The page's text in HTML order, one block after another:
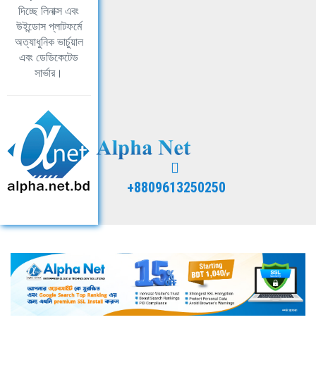
দিচ্ছে লিনাক্স এবং
উইন্ডোস প্লাটফর্মে
অত্যাধুনিক ভার্চুয়াল
এবং ডেডিকেটেড
সার্ভার।
+8809613250250